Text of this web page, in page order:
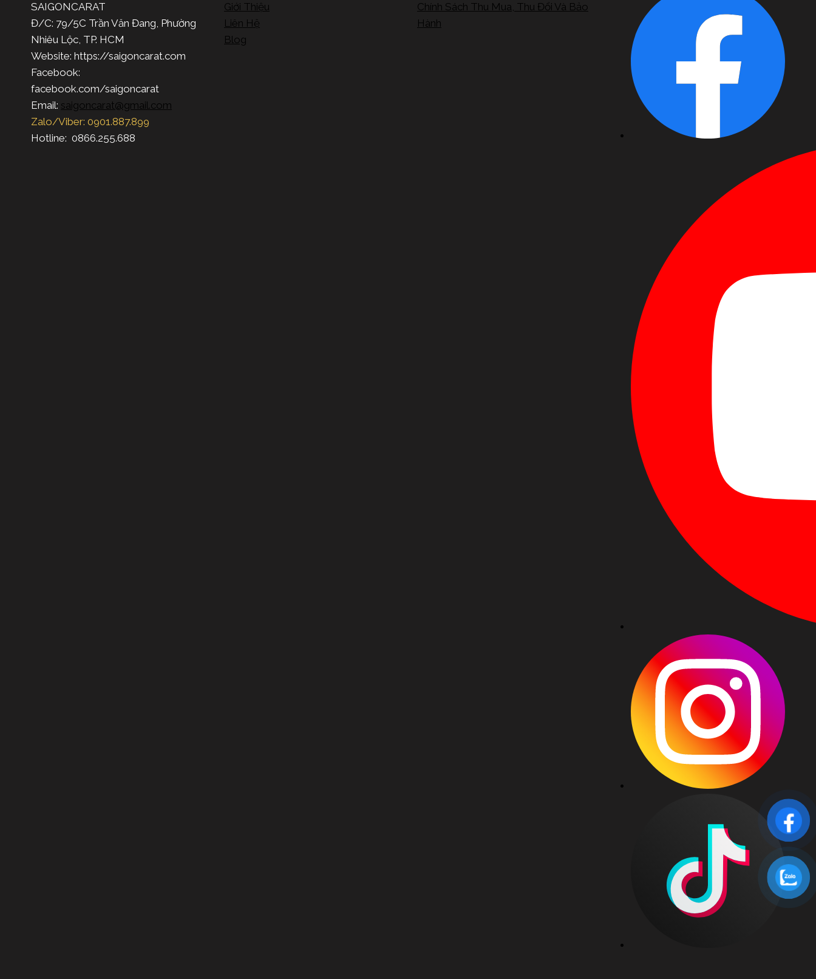
SAIGONCARAT
Đ/C: 79/5C Trần Văn Đang, Phường
Nhiêu Lộc, TP. HCM
Website: https://saigoncarat.com
Facebook:
facebook.com/saigoncarat
Email: saigoncarat@gmail.com
Zalo/Viber: 0901.887.899
Hotline: 0866.255.688
Giới Thiệu
Liên Hệ
Blog
Chính Sách Thu Mua, Thu Đổi Và Bảo
Hành